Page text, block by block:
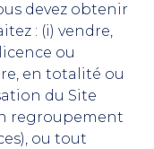
devez obtenir
: (i) vendre,
ou
en totalité ou
du Site
regroupement
ou tout